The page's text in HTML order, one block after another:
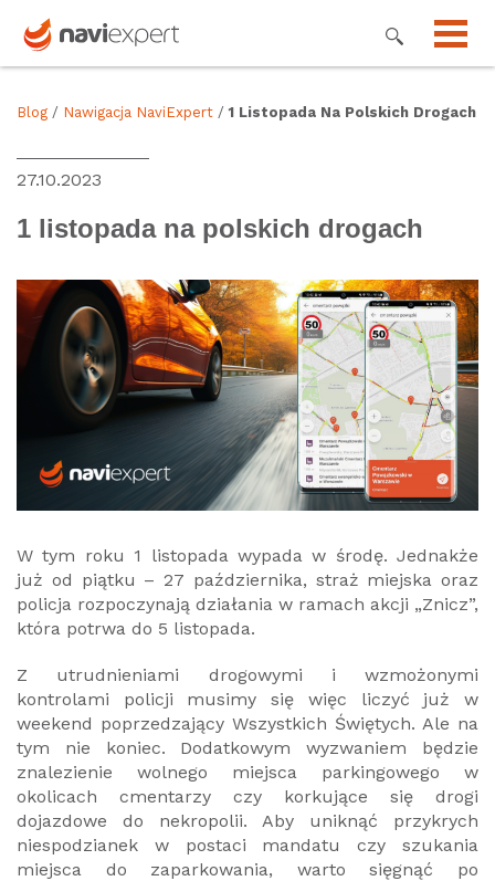
Blog / Nawigacja NaviExpert / 1 Listopada Na Polskich Drogach
27.10.2023
1 listopada na polskich drogach
W tym roku 1 listopada wypada w środę. Jednakże
już od piątku – 27 października, straż miejska oraz
policja rozpoczynają działania w ramach akcji „Znicz”,
która potrwa do 5 listopada.
Z utrudnieniami drogowymi i wzmożonymi
kontrolami policji musimy się więc liczyć już w
weekend poprzedzający Wszystkich Świętych. Ale na
tym nie koniec. Dodatkowym wyzwaniem będzie
znalezienie wolnego miejsca parkingowego w
okolicach cmentarzy czy korkujące się drogi
dojazdowe do nekropolii. Aby uniknąć przykrych
niespodzianek w postaci mandatu czy szukania
miejsca do zaparkowania, warto sięgnąć po